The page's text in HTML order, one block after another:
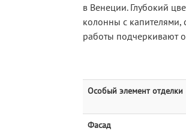
в Венеции. Глубокий
колонны с
работы подчеркивают
Особый элемент отделки
Фасад